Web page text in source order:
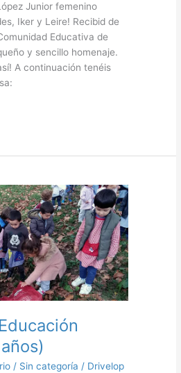
Junior femenino
Iker y Leire! Recibid de
Educativa de
y sencillo homenaje.
A continuación tenéis
/ Sin categoría / Drivelop